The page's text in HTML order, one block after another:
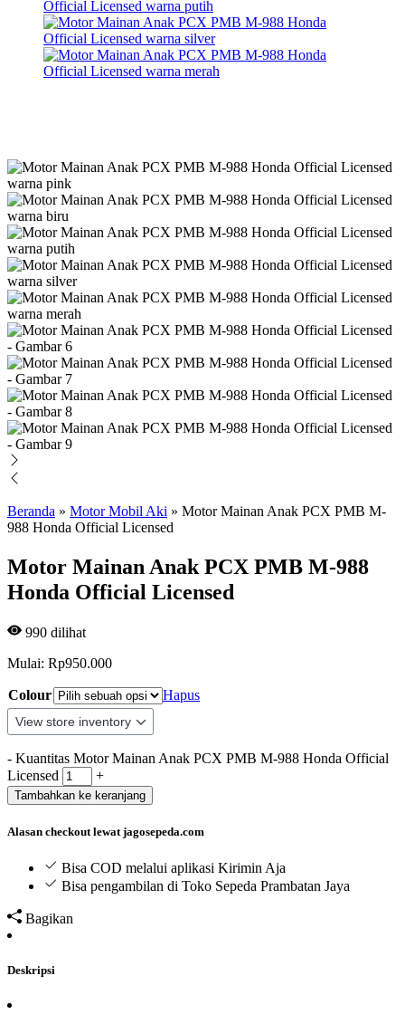
Beranda » Motor Mobil Aki » Motor Mainan Anak PCX PMB M-
988 Honda Official Licensed
Motor Mainan Anak PCX PMB M-988
Honda Official Licensed
990 dilihat
Mulai: Rp950.000
Colour Hapus
- Kuantitas Motor Mainan Anak PCX PMB M-988 Honda Official
Licensed
+
Tambahkan ke keranjang
Alasan checkout lewat jagosepeda.com
Bisa COD melalui aplikasi Kirimin Aja
Bisa pengambilan di Toko Sepeda Prambatan Jaya
Bagikan
Deskripsi